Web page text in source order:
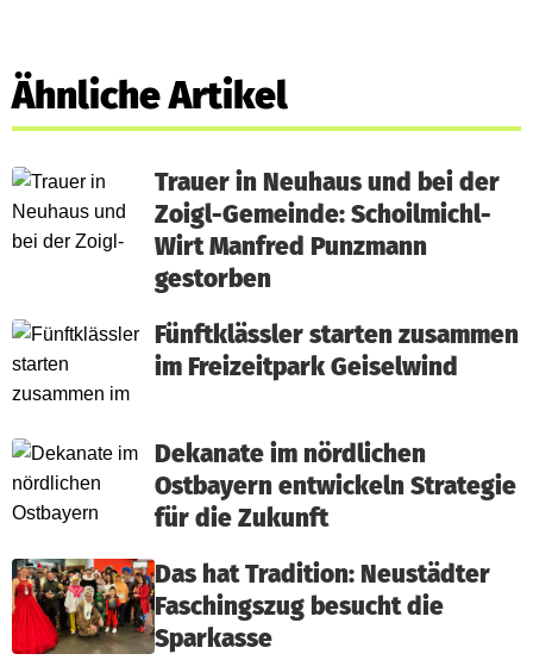
Ähnliche Artikel
Trauer in Neuhaus und bei der
Zoigl-Gemeinde: Schoilmichl-
Wirt Manfred Punzmann
gestorben
Fünftklässler starten zusammen
im Freizeitpark Geiselwind
Dekanate im nördlichen
Ostbayern entwickeln Strategie
für die Zukunft
Das hat Tradition: Neustädter
Faschingszug besucht die
Sparkasse